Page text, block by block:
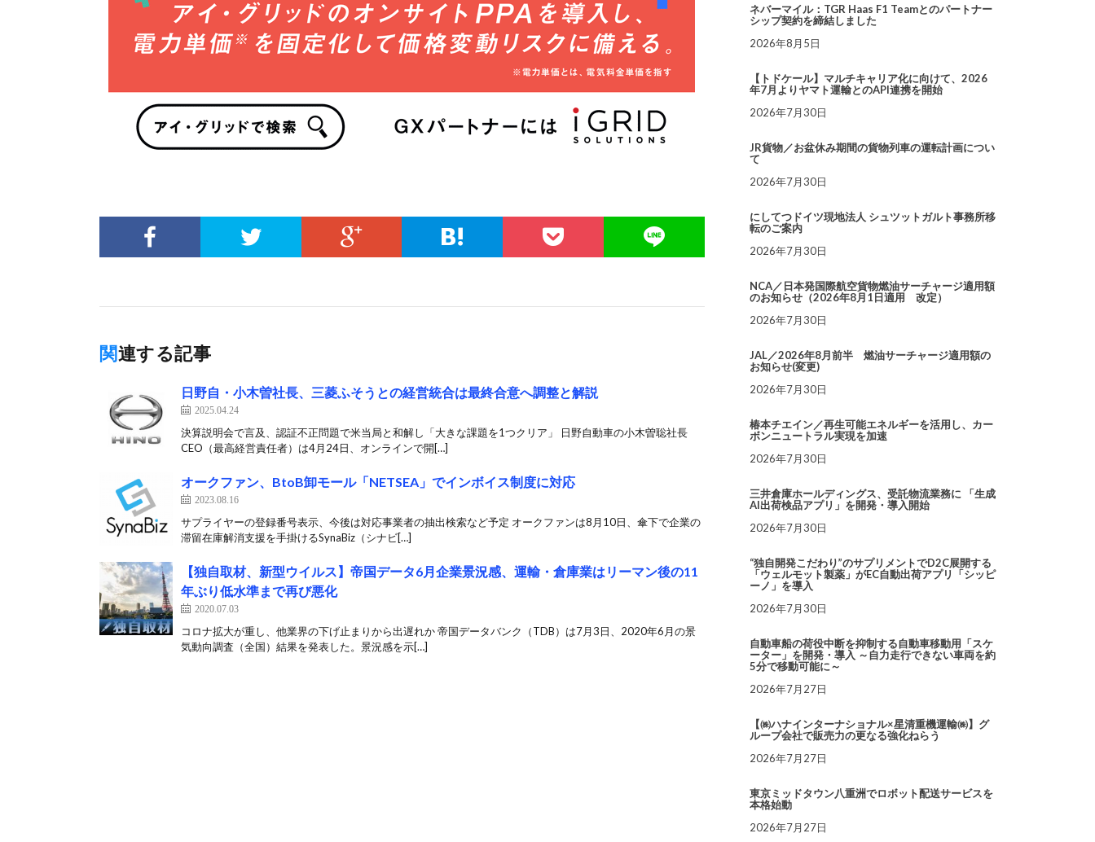
関連する記事
日野自・小木曽社長、三菱ふそうとの経営統合は最終合意へ調整と解説
2025.04.24
決算説明会で言及、認証不正問題で米当局と和解し「大きな課題を1つクリア」 日野自動車の小木曽聡社長
CEO（最高経営責任者）は4月24日、オンラインで開[…]
オークファン、BtoB卸モール「NETSEA」でインボイス制度に対応
2023.08.16
サプライヤーの登録番号表示、今後は対応事業者の抽出検索など予定 オークファンは8月10日、傘下で企業の
滞留在庫解消支援を手掛けるSynaBiz（シナビ[…]
【独自取材、新型ウイルス】帝国データ6月企業景況感、運輸・倉庫業はリーマン後の11
年ぶり低水準まで再び悪化
2020.07.03
コロナ拡大が重し、他業界の下げ止まりから出遅れか 帝国データバンク（TDB）は7月3日、2020年6月の景
気動向調査（全国）結果を発表した。景況感を示[…]
ネバーマイル：TGR Haas F1 Teamとのパートナー
シップ契約を締結しました
2026年8月5日
【トドケール】マルチキャリア化に向けて、2026
年7月よりヤマト運輸とのAPI連携を開始
2026年7月30日
JR貨物／お盆休み期間の貨物列車の運転計画につい
て
2026年7月30日
にしてつドイツ現地法人 シュツットガルト事務所移
転のご案内
2026年7月30日
NCA／日本発国際航空貨物燃油サーチャージ適用額
のお知らせ（2026年8月1日適用 改定）
2026年7月30日
JAL／2026年8月前半 燃油サーチャージ適用額の
お知らせ(変更)
2026年7月30日
椿本チエイン／再生可能エネルギーを活用し、カー
ボンニュートラル実現を加速
2026年7月30日
三井倉庫ホールディングス、受託物流業務に 「生成
AI出荷検品アプリ」を開発・導入開始
2026年7月30日
“独自開発こだわり”のサプリメントでD2C展開する
「ウェルモット製薬」がEC自動出荷アプリ「シッピ
ーノ」を導入
2026年7月30日
自動車船の荷役中断を抑制する自動車移動用「スケ
ーター」を開発・導入 ～自力走行できない車両を約
5分で移動可能に～
2026年7月27日
【㈱ハナインターナショナル×星清重機運輸㈱】グ
ループ会社で販売力の更なる強化ねらう
2026年7月27日
東京ミッドタウン八重洲でロボット配送サービスを
本格始動
2026年7月27日